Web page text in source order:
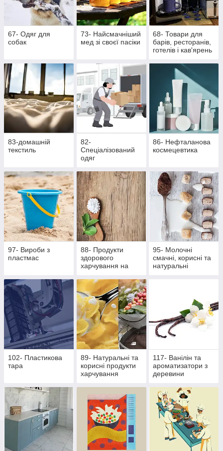
67- Одяг для
собак
73- Найсмачніший
мед зі своєї пасіки
68- Товари для
барів, ресторанів,
готелів і кав'ярень
83-домашній
текстиль
82-
Спеціалізований
одяг
86- Нефталанова
космецевтика
97- Вироби з
пластмас
88- Продукти
здорового
харчування на
стевії
95- Молочні
смачні, корисні та
натуральні
102- Пластикова
тара
89- Натуральні та
корисні продукти
харчування
117- Ванілін та
ароматизатори з
деревини